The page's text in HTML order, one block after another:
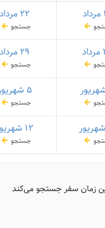
۲۲ مرداد
جستجو
۲۹ مرداد
جستجو
۵ شهریور
جستجو
۱۲ شهریور
جستجو
زمان سفر جستجو می‌کند